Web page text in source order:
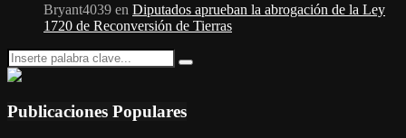
Bryant4039 en Diputados aprueban la abrogación de la Ley
1720 de Reconversión de Tierras
Search
for:
Search
Publicaciones Populares